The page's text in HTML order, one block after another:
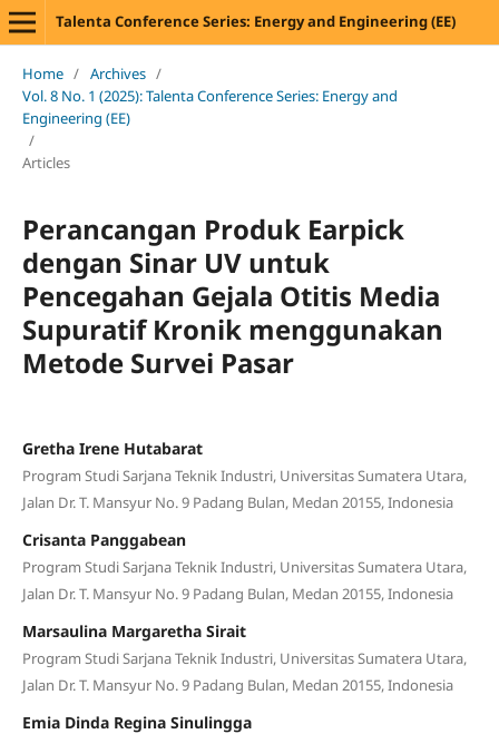
Talenta Conference Series: Energy and Engineering (EE)
Home / Archives /
Vol. 8 No. 1 (2025): Talenta Conference Series: Energy and
Engineering (EE)
/
Articles
Perancangan Produk Earpick
dengan Sinar UV untuk
Pencegahan Gejala Otitis Media
Supuratif Kronik menggunakan
Metode Survei Pasar
Gretha Irene Hutabarat
Program Studi Sarjana Teknik Industri, Universitas Sumatera Utara,
Jalan Dr. T. Mansyur No. 9 Padang Bulan, Medan 20155, Indonesia
Crisanta Panggabean
Program Studi Sarjana Teknik Industri, Universitas Sumatera Utara,
Jalan Dr. T. Mansyur No. 9 Padang Bulan, Medan 20155, Indonesia
Marsaulina Margaretha Sirait
Program Studi Sarjana Teknik Industri, Universitas Sumatera Utara,
Jalan Dr. T. Mansyur No. 9 Padang Bulan, Medan 20155, Indonesia
Emia Dinda Regina Sinulingga